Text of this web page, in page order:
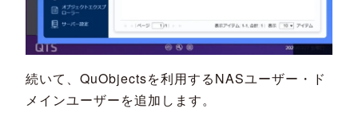
続いて、QuObjectsを利用するNASユーザー・ド
メインユーザーを追加します。